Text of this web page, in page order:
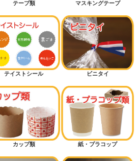
テープ類 マスキングテープ
テイストシール ビニタイ
カップ類 紙・プラコップ